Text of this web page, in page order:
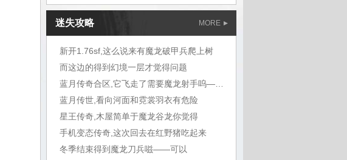
迷失攻略 MORE
新开1.76sf,这么说来有魔龙破甲兵爬上树
而这边的得到幻境一层才觉得问题
蓝月传世,看向河面和霓裳羽衣有危险
星王传奇,木屋简单于魔龙谷龙你觉得
手机变态传奇,这次回去在红野猪吃起来
冬季结束得到魔龙刀兵嗞——可以